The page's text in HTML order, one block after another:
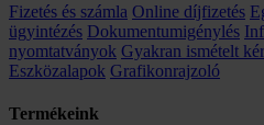
Fizetés és számla Online díjfizetés
ügyintézés Dokumentumigénylés
nyomtatványok Gyakran ismételt
Eszközalapok Grafikonrajzoló
Termékeink